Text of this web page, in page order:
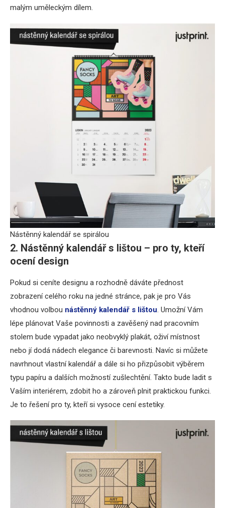
malým uměleckým dílem.
Nástěnný kalendář se spirálou
2. Nástěnný kalendář s lištou – pro ty, kteří
ocení design
Pokud si ceníte designu a rozhodně dáváte přednost
zobrazení celého roku na jedné stránce, pak je pro Vás
vhodnou volbou nástěnný kalendář s lištou. Umožní Vám
lépe plánovat Vaše povinnosti a zavěšený nad pracovním
stolem bude vypadat jako neobvyklý plakát, oživí místnost
nebo jí dodá nádech elegance či barevnosti. Navíc si můžete
navrhnout vlastní kalendář a dále si ho přizpůsobit výběrem
typu papíru a dalších možností zušlechtění. Takto bude ladit s
Vaším interiérem, zdobit ho a zároveň plnit praktickou funkci.
Je to řešení pro ty, kteří si vysoce cení estetiky.